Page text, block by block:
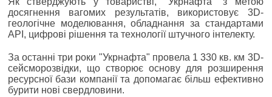
досягнення вагомих результатів, використовує 3D-
геологічне моделювання, обладнання за стандартами
API, цифрові рішення та технології штучного інтелекту.
За останні три роки "Укрнафта" провела 1 330 кв. км 3D-
сейсморозвідки, що створює основу для розширення
ресурсної бази компанії та допомагає більш ефективно
бурити нові свердловини.